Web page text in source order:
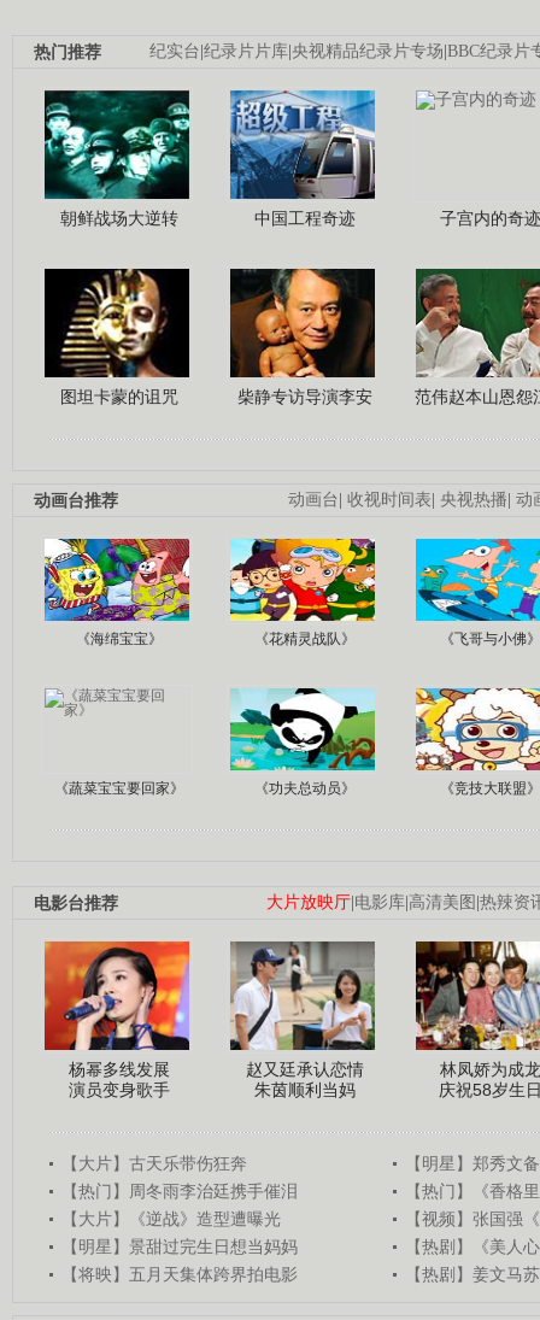
纪实台|纪录片片库|央视精品纪录片专场|BBC纪录片
热门推荐
朝鲜战场大逆转 中国工程奇迹 子宫内的奇迹
图坦卡蒙的诅咒 柴静专访导演李安 范伟赵本山恩怨
动画台| 收视时间表| 央视热播| 动
动画台推荐
《海绵宝宝》 《花精灵战队》 《飞哥与小佛》
《蔬菜宝宝要回家》 《功夫总动员》 《竞技大联盟》
大片放映厅|电影库|高清美图 |热辣资
电影台推荐
杨幂多线发展
演员变身歌手
赵又廷承认恋情
朱茵顺利当妈
林凤娇为成龙
庆祝58岁生
【大片】古天乐带伤狂奔
【明星】郑秀文
【热门】周冬雨李治廷携手催泪
【热门】《香格
【大片】《逆战》造型遭曝光
【视频】张国强
【明星】景甜过完生日想当妈妈
【热剧】《美人
【将映】五月天集体跨界拍电影
【热剧】姜文马